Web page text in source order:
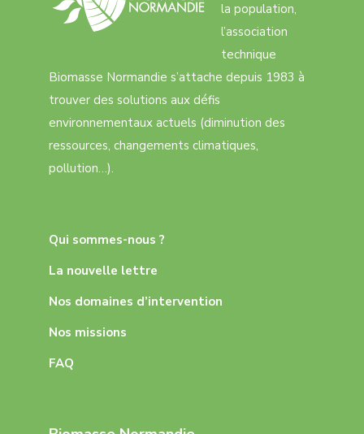
la population,
l’association
technique
Biomasse Normandie s’attache depuis 1983 à
trouver des solutions aux défis
environnementaux actuels (diminution des
ressources, changements climatiques,
pollution…).
Qui sommes-nous ?
La nouvelle lettre
Nos domaines d’intervention
Nos missions
FAQ